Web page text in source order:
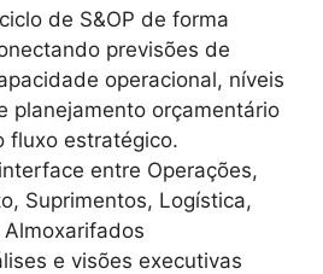
de S&OP de forma
previsões de
operacional, níveis
planejamento orçamentário
fluxo estratégico.
entre Operações,
Suprimentos, Logística,
e visões executivas